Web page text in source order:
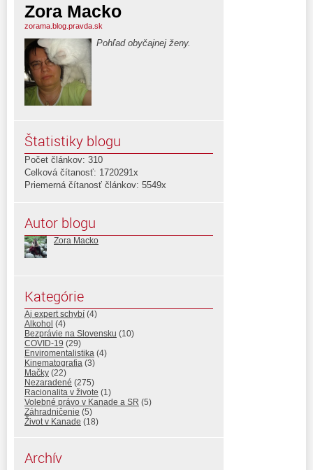
Zora Macko
zorama.blog.pravda.sk
Pohľad obyčajnej ženy.
Štatistiky blogu
Počet článkov: 310
Celková čítanosť: 1720291x
Priemerná čítanosť článkov: 5549x
Autor blogu
Zora Macko
Kategórie
Aj expert schybí (4)
Alkohol (4)
Bezprávie na Slovensku (10)
COVID-19 (29)
Enviromentalistika (4)
Kinematografia (3)
Mačky (22)
Nezaradené (275)
Racionalita v živote (1)
Volebné právo v Kanade a SR (5)
Záhradničenie (5)
Život v Kanade (18)
Archív